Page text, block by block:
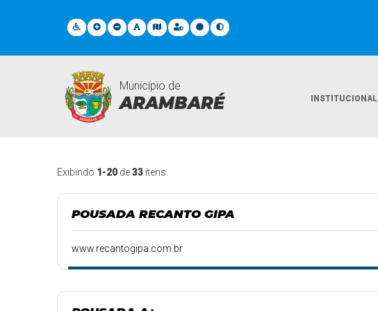
Município de
ARAMBARÉ INSTITUCIONAL
Pontos Turisticos
Exibindo 1-20 de33 itens.
POUSADA RECANTO GIPA
www.recantogipa.com.br